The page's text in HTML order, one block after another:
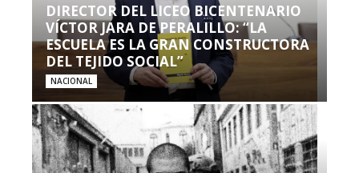
DIRECTOR DEL LICEO BICENTENARIO
VÍCTOR JARA DE PERALILLO: “LA
ESCUELA ES LA GRAN CONSTRUCTORA
DEL TEJIDO SOCIAL”
NACIONAL